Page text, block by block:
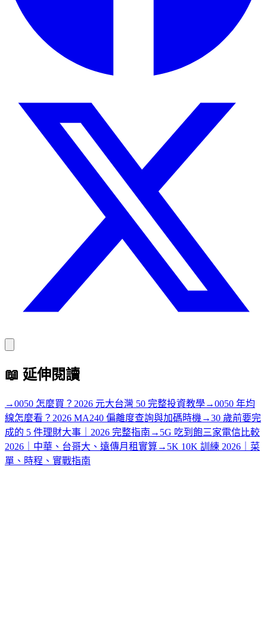
📖 延伸閱讀
→0050 怎麼買？2026 元大台灣 50 完整投資教學→0050 年均
線怎麼看？2026 MA240 偏離度查詢與加碼時機 →30 歲前要完
成的 5 件理財大事｜2026 完整指南 → 5G 吃到飽三家電信比較
2026｜中華、台哥大、遠傳月租實算→ 5K 10K 訓練 2026｜菜
單、時程、實戰指南